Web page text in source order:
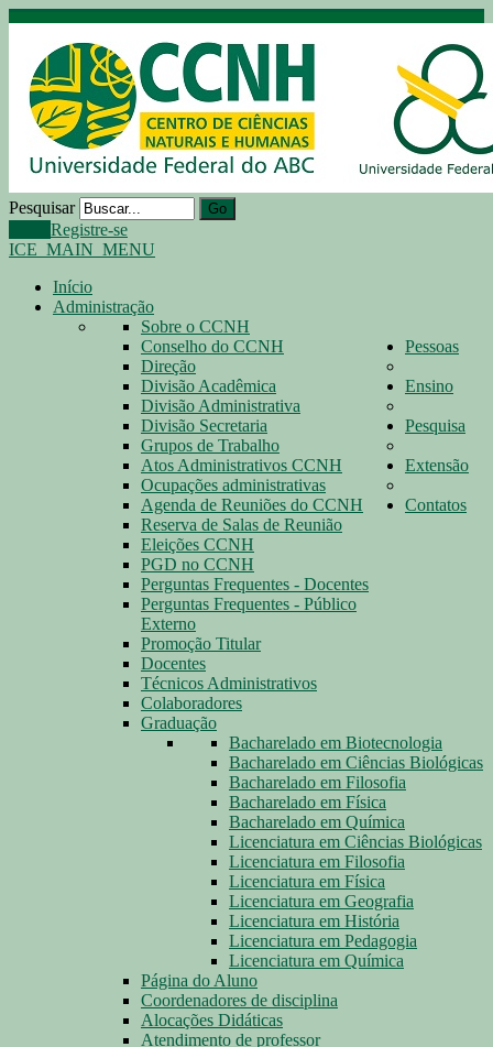
Pesquisar Go
Registre-se
ICE_MAIN_MENU
Início
Administração
Sobre o CCNH
Conselho do CCNH
Direção
Divisão Acadêmica
Divisão Administrativa
Divisão Secretaria
Grupos de Trabalho
Atos Administrativos CCNH
Ocupações administrativas
Agenda de Reuniões do CCNH
Reserva de Salas de Reunião
Eleições CCNH
PGD no CCNH
Perguntas Frequentes - Docentes
Perguntas Frequentes - Público
Externo
Promoção Titular
Pessoas
Docentes
Técnicos Administrativos
Colaboradores
Ensino
Graduação
Bacharelado em Biotecnologia
Bacharelado em Ciências Biológicas
Bacharelado em Filosofia
Bacharelado em Física
Bacharelado em Química
Licenciatura em Ciências Biológicas
Licenciatura em Filosofia
Licenciatura em Física
Licenciatura em Geografia
Licenciatura em História
Licenciatura em Pedagogia
Licenciatura em Química
Página do Aluno
Coordenadores de disciplina
Alocações Didáticas
Atendimento de professor
Pesquisa
Extensão
Contatos